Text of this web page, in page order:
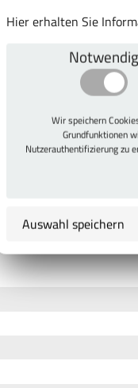
kann vom Original
30 mm
Hier erhalten Sie
Notwendig
Wir speichern
Grundfunktionen
Nutzerauthentifizierung zu
Auswahl speichern